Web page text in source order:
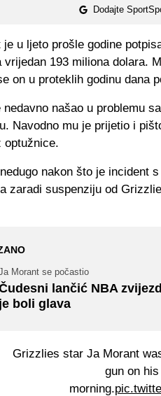
Dodajte
je u ljeto prošle godine
vrijedan 193 miliona dolara.
on u proteklih godinu dana
nedavno našao u problemu
Navodno mu je prijetio i
optužnice.
nakon što je incident
zaradi suspenziju od
Morant se počastio
lančić NBA
je boli glava
Grizzlies star Ja Morant
gun on
morning.